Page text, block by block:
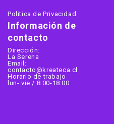
Información de
contacto
Dirección:
La Serena
Email:
contacto@kreateca.cl
Horario de trabajo
lun- vie / 8:00-18:00
Politica de Privacidad